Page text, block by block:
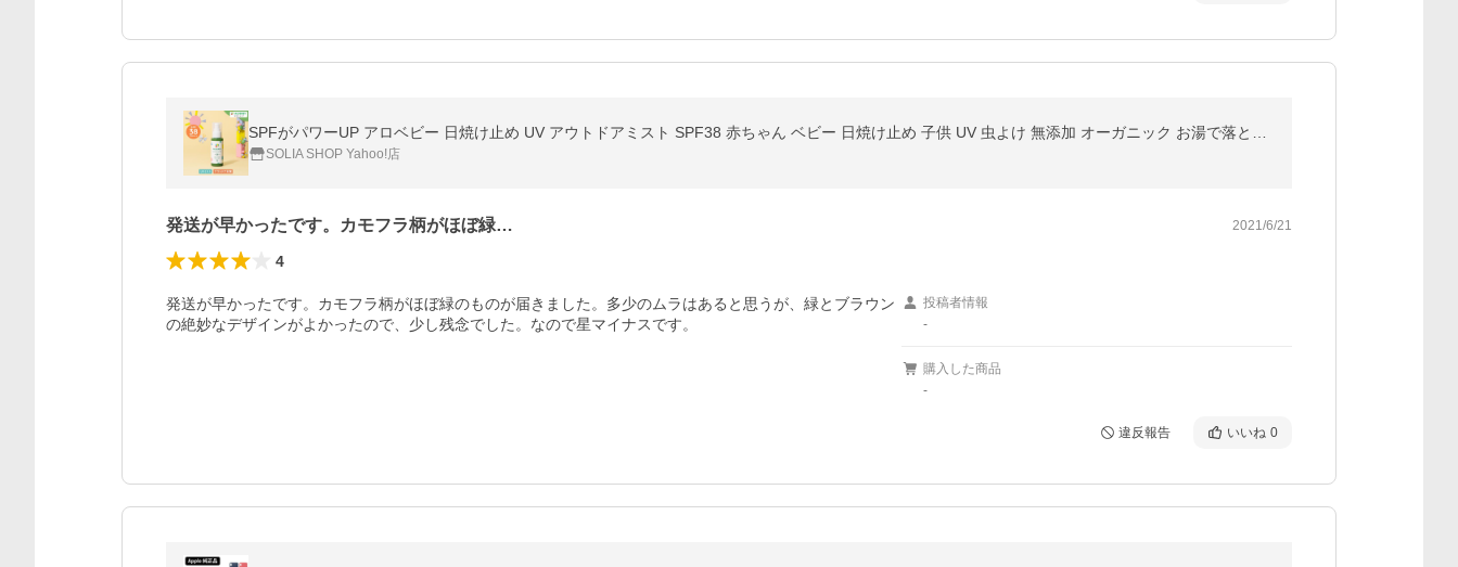
SOLIA SHOP Yahoo!店
発送が早かったです。カモフラ柄がほぼ緑… 2021/6/21
4
発送が早かったです。カモフラ柄がほぼ緑のものが届きました。多少のムラはあると思うが、緑とブラウン
の絶妙なデザインがよかったので、少し残念でした。なので星マイナスです。
投稿者情報
-
購入した商品
-
違反報告 いいね 0